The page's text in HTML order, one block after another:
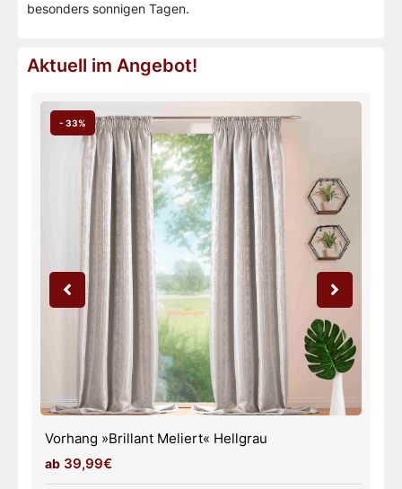
besonders sonnigen Tagen.
Aktuell im Angebot!
- 33%
Vorhang »Brillant Meliert« Weiß
39,99€